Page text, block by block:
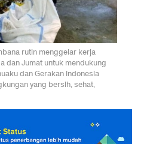
rutin menggelar kerja
dan Jumat untuk mendukung
dan Gerakan Indonesia
yang bersih, sehat,